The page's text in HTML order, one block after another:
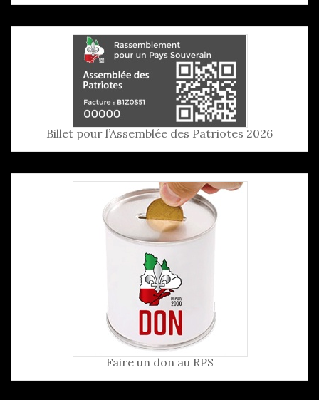
Billet pour l’Assemblée des Patriotes 2026
Faire un don au RPS